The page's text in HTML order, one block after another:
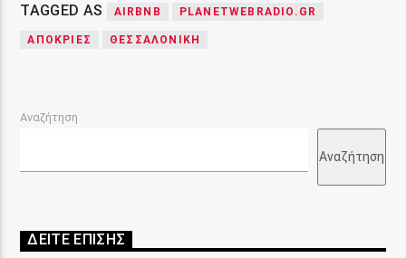
TAGGED AS AIRBNB PLANETWEBRADIO.GR
ΑΠΟΚΡΙΈΣ ΘΕΣΣΑΛΟΝΙΚΗ
Αναζήτηση
Αναζήτηση
ΔΕΙΤΕ ΕΠΙΣΗΣ